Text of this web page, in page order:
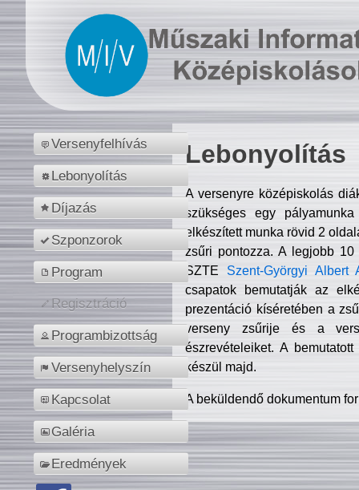
Versenyfelhívás
Lebonyolítás
Díjazás
Szponzorok
Program
Regisztráció
Programbizottság
Versenyhelyszín
Kapcsolat
Galéria
Eredmények
Lebonyolítás
A versenyre középiskolás
szükséges egy
elkészített munka rövid 2
zsűri pontozza. A legjobb
SZTE Szent-Györgyi Albert
csapatok bemutatják az
prezentáció kíséretében a
verseny zsűrije és a
észrevételeiket. A
készül majd.
A beküldendő dokumentum